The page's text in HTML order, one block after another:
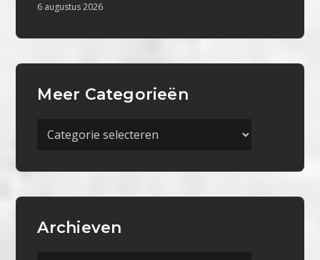
6 augustus 2026
Meer Categorieën
Meer
Archieven